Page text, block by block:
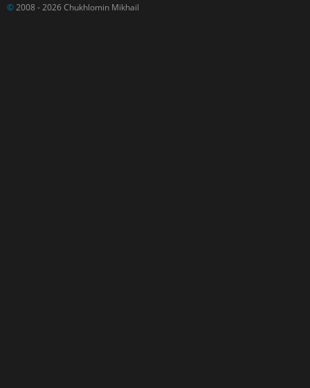
© 2008 - 2026 Chukhlomin Mikhail